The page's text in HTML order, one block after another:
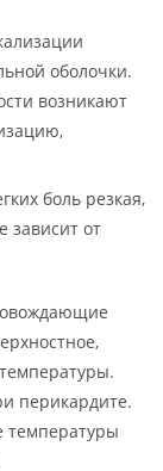
оболочки.
возникают
боль резкая,
зависит от
перикардите.
температуры